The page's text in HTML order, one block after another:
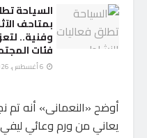
السياحة
بمتاحف
وفنية..
فئات
أوضح «النعمانى» أنه تم
يعاني من ورم وعائي